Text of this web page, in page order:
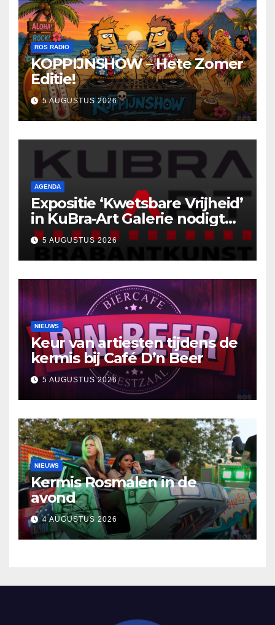
ROS RADIO
KOPPIJNSHOW – Hete Zomer
Editie!
5 AUGUSTUS 2026
AGENDA
Expositie ‘Kwetsbare Vrijheid’
in KuBra-Art Galerie nodigt
uit tot ontmoeting en
reflectie
5 AUGUSTUS 2026
NIEUWS
Keur van artiesten tijdens de
kermis bij Café D’n Beer
5 AUGUSTUS 2026
NIEUWS
Kermis Rosmalen in de
avond
4 AUGUSTUS 2026